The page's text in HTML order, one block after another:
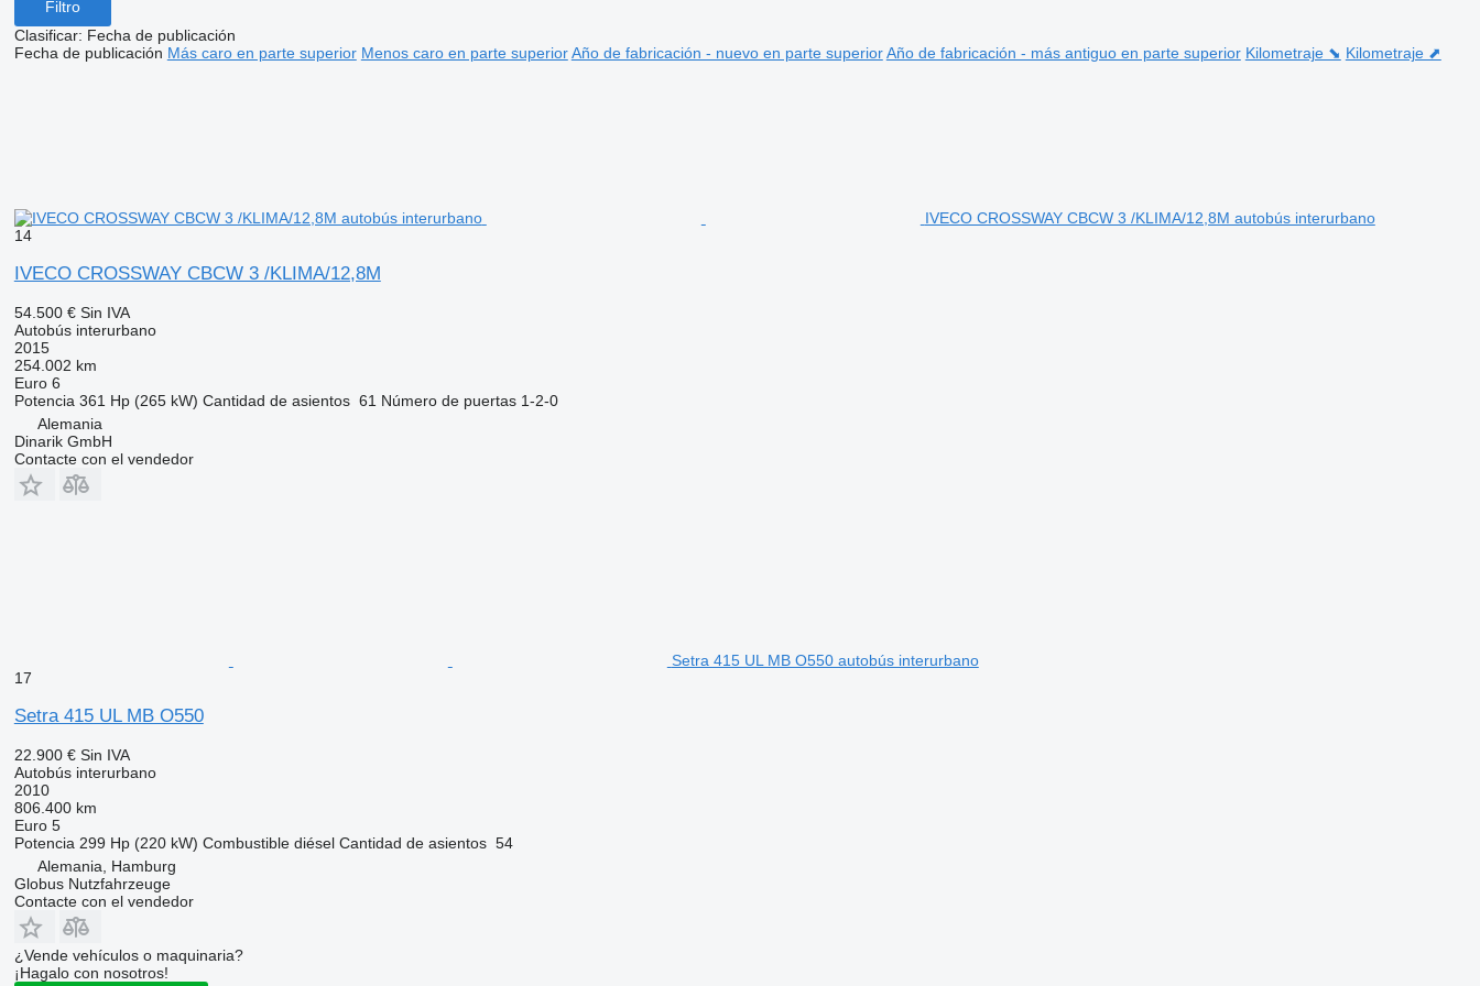
Filtro
Clasificar: Fecha de publicación
Fecha de publicación Más caro en parte superior Menos caro en parte superior Año de fabricación - nuevo en parte superior Año de fabricación - más antiguo en parte superior Kilometraje ⬊ Kilometraje ⬈
IVECO CROSSWAY CBCW 3 /KLIMA/12,8M autobús interurbano
14
IVECO CROSSWAY CBCW 3 /KLIMA/12,8M
54.500 € Sin IVA
Autobús interurbano
2015
254.002 km
Euro 6
Potencia 361 Hp (265 kW) Cantidad de asientos 61 Número de puertas 1-2-0
Alemania
Dinarik GmbH
Contacte con el vendedor
Setra 415 UL MB O550 autobús interurbano
17
Setra 415 UL MB O550
22.900 € Sin IVA
Autobús interurbano
2010
806.400 km
Euro 5
Potencia 299 Hp (220 kW) Combustible diésel Cantidad de asientos 54
Alemania, Hamburg
Globus Nutzfahrzeuge
Contacte con el vendedor
¿Vende vehículos o maquinaria?
¡Hagalo con nosotros!